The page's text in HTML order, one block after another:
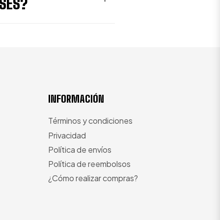
INFORMACIÓN
Términos y condiciones
Privacidad
Política de envíos
Política de reembolsos
¿Cómo realizar compras?